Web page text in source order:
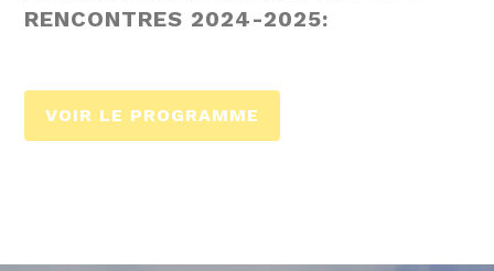
RENCONTRES 2024-2025:
VOIR LE PROGRAMME